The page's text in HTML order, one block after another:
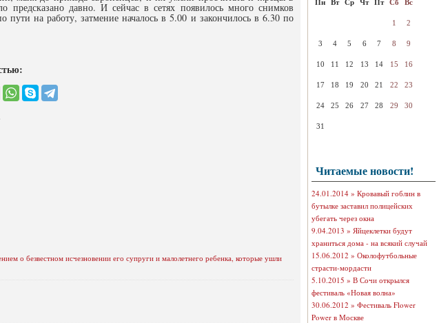
давно. И сейчас в сетях появилось много снимков
на работу, затмение началось в 5.00 и закончилось в 6.30 по
о безвестном исчезновении его супруги и малолетнего ребенка, которые ушли
Пн Вт Ср Чт Пт Сб Вс
1 2
3 4 5 6 7 8 9
10 11 12 13 14 15 16
17 18 19 20 21 22 23
24 25 26 27 28 29 30
31
Читаемые новости!
24.01.2014 » Кровавый гоблин в
бутылке заставил полицейских
убегать через окна
9.04.2013 » Яйцеклетки будут
храниться дома - на всякий случай
15.06.2012 » Околофутбольные
страсти-мордасти
5.10.2015 » В Сочи открылся
фестиваль «Новая волна»
30.06.2012 » Фестиваль Flower
Power в Москве